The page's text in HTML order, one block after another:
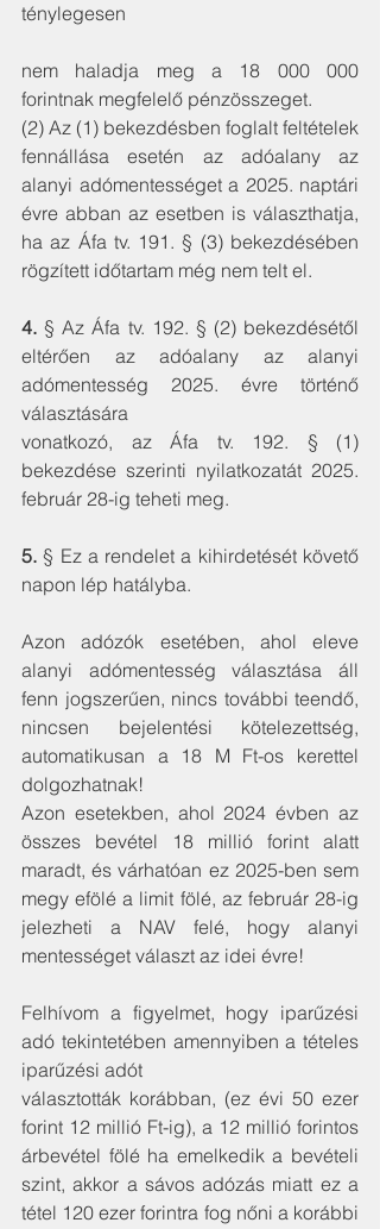
ténylegesen
nem haladja meg a 18 000 000
forintnak megfelelő pénzösszeget.
(2) Az (1) bekezdésben foglalt feltételek
fennállása esetén az adóalany az
alanyi adómentességet a 2025. naptári
évre abban az esetben is választhatja,
ha az Áfa tv. 191. § (3) bekezdésében
rögzített időtartam még nem telt el.
4. § Az Áfa tv. 192. § (2) bekezdésétől
eltérően az adóalany az alanyi
adómentesség 2025. évre történő
választására
vonatkozó, az Áfa tv. 192. § (1)
bekezdése szerinti nyilatkozatát 2025.
február 28-ig teheti meg.
5. § Ez a rendelet a kihirdetését követő
napon lép hatályba.
Azon adózók esetében, ahol eleve
alanyi adómentesség választása áll
fenn jogszerűen, nincs további teendő,
nincsen bejelentési kötelezettség,
automatikusan a 18 M Ft-os kerettel
dolgozhatnak!
Azon esetekben, ahol 2024 évben az
összes bevétel 18 millió forint alatt
maradt, és várhatóan ez 2025-ben sem
megy efölé a limit fölé, az február 28-ig
jelezheti a NAV felé, hogy alanyi
mentességet választ az idei évre!
Felhívom a figyelmet, hogy iparűzési
adó tekintetében amennyiben a tételes
iparűzési adót
választották korábban, (ez évi 50 ezer
forint 12 millió Ft-ig), a 12 millió forintos
árbevétel fölé ha emelkedik a bevételi
szint, akkor a sávos adózás miatt ez a
tétel 120 ezer forintra fog nőni a korábbi